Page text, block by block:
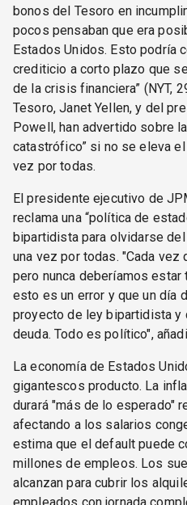
bonos del Tesoro en
pocos pensaban que era
Estados Unidos. Esto podría
crediticio a corto plazo que
de la crisis financiera” (NYT,
Tesoro, Janet Yellen, y del
Powell, han advertido sobre
catastrófico” si no se eleva
vez por todas.
El presidente ejecutivo de
reclama una “política de
bipartidista para olvidarse
una vez por todas. "Cada vez
pero nunca deberíamos estar
esto es un error y que un día
proyecto de ley bipartidista y
deuda. Todo es político",
La economía de Estados
gigantescos producto. La
durará "más de lo esperado"
afectando a los salarios
estima que el default puede
millones de empleos. Los
alcanzan para cubrir los